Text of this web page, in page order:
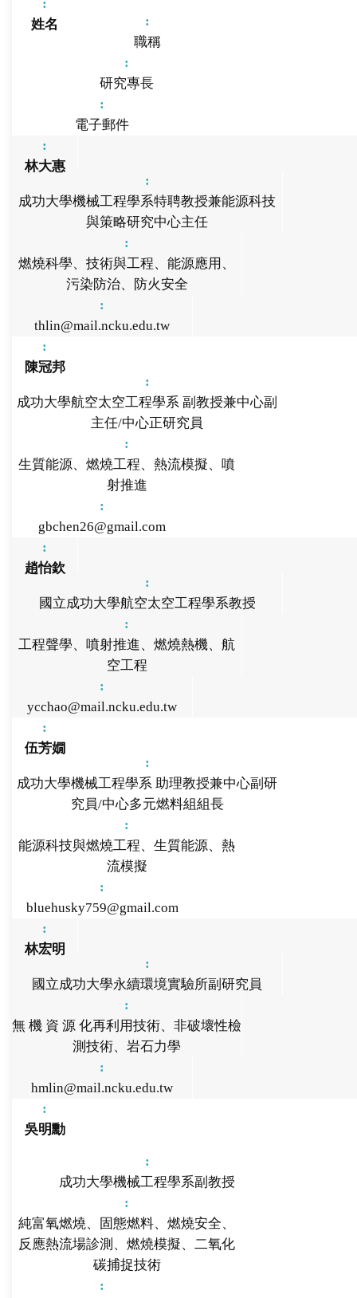
姓名
職稱
研究專長
電子郵件
林大惠
成功大學機械工程學系特聘教授兼能源科技
與策略研究中心主任
燃燒科學、技術與工程、能源應用、
污染防治、防火安全
thlin@mail.ncku.edu.tw
陳冠邦
成功大學航空太空工程學系 副教授兼中心副
主任/中心正研究員
生質能源、燃燒工程、熱流模擬、噴
射推進
gbchen26@gmail.com
趙怡欽
國立成功大學航空太空工程學系教授
工程聲學、噴射推進、燃燒熱機、航
空工程
ycchao@mail.ncku.edu.tw
伍芳嫺
成功大學機械工程學系 助理教授兼中心副研
究員/中心多元燃料組組長
能源科技與燃燒工程、生質能源、熱
流模擬
bluehusky759@gmail.com
林宏明
國立成功大學永續環境實驗所副研究員
無 機 資 源 化再利用技術、非破壞性檢
測技術、岩石力學
hmlin@mail.ncku.edu.tw
吳明勳
成功大學機械工程學系副教授
純富氧燃燒、固態燃料、燃燒安全、
反應熱流場診測、燃燒模擬、二氧化
碳捕捉技術